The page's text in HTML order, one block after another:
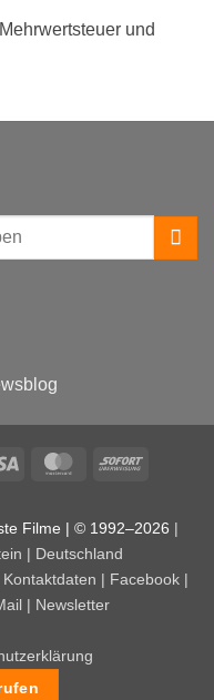
und
Visa MasterCardSofort
Filme | © 1992–2026 |
| Deutschland
Kontaktdaten | Facebook|
| Newsletter